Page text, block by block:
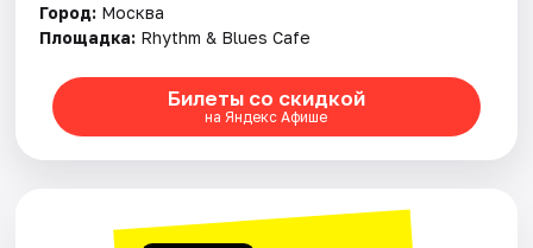
Город: Москва
Площадка: Rhythm & Blues Cafe
Билеты со скидкой
на Яндекс Афише